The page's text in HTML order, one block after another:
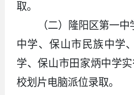
取。
（二）隆阳区第一
中学、保山市民族中学
学、保山市田家炳中学
校划片电脑派位录取。